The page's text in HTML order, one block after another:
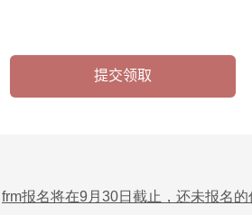
frm报名将在9月30日截止，还未报名的